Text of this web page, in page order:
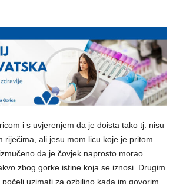
i s uvjerenjem da je doista tako tj. nisu
riječima, ali jesu mom licu koje je pritom
da je čovjek naprosto morao
zbog gorke istine koja se iznosi. Drugim
uzimati za ozbiljno kada im govorim